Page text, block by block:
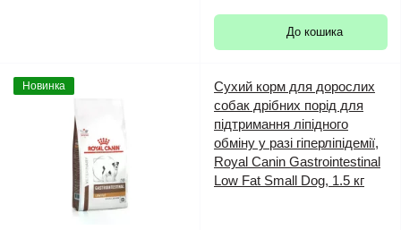
До кошика
Новинка
Сухий корм для дорослих
собак дрібних порід для
підтримання ліпідного
обміну у разі гіперліпідемії,
Royal Canin Gastrointestinal
Low Fat Small Dog, 1.5 кг